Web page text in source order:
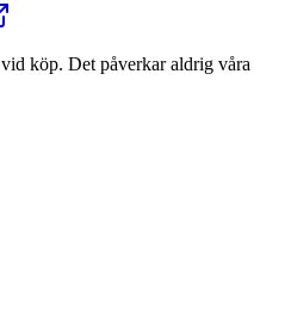
köp. Det påverkar aldrig våra